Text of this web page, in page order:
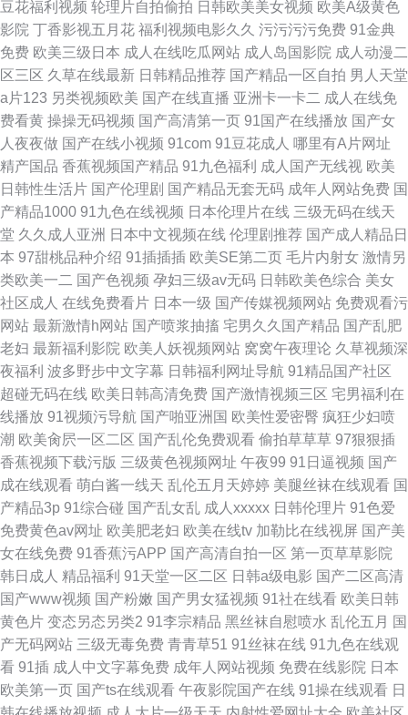
豆花福利视频 轮理片自拍偷拍 日韩欧美美女视频 欧美A级黄色
影院 丁香影视五月花 福利视频电影久久 污污污污免费 91金典
免费 欧美三级日本 成人在线吃瓜网站 成人岛国影院 成人动漫二
区三区 久草在线最新 日韩精品推荐 国产精品一区自拍 男人天堂
a片123 另类视频欧美 国产在线直播 亚洲卡一卡二 成人在线免
费看黄 操操无码视频 国产高清第一页 91国产在线播放 国产女
人夜夜做 国产在线小视频 91com 91豆花成人 哪里有A片网址
精产国品 香蕉视频国产精品 91九色福利 成人国产无线视 欧美
日韩性生活片 国产伦理剧 国产精品无套无码 成年人网站免费 国
产精品1000 91九色在线视频 日本伦理片在线 三级无码在线天
堂 久久成人亚洲 日本中文视频在线 伦理剧推荐 国产成人精品日
本 97甜桃品种介绍 91插插插 欧美SE第二页 毛片内射女 激情另
类欧美一二 国产色视频 孕妇三级av无码 日韩欧美色综合 美女
社区成人 在线免费看片 日本一级 国产传媒视频网站 免费观看污
网站 最新激情h网站 国产喷浆抽搐 宅男久久国产精品 国产乱肥
老妇 最新福利影院 欧美人妖视频网站 窝窝午夜理论 久草视频深
夜福利 波多野步中文字幕 日韩福利网址导航 91精品国产社区
超碰无码在线 欧美日韩高清免费 国产激情视频三区 宅男福利在
线播放 91视频污导航 国产啪亚洲国 欧美性爱密臀 疯狂少妇喷
潮 欧美肏屄一区二区 国产乱伦免费观看 偷拍草草草 97狠狠插
香蕉视频下载污版 三级黄色视频网址 午夜99 91日逼视频 国产
成在线观看 萌白酱一线天 乱伦五月天婷婷 美腿丝袜在线观看 国
产精品3p 91综合碰 国产乱女乱 成人xxxxx 日韩伦理片 91色爱
免费黄色av网址 欧美肥老妇 欧美在线tv 加勒比在线视屏 国产美
女在线免费 91香蕉污APP 国产高清自拍一区 第一页草草影院
韩日成人 精品福利 91天堂一区二区 日韩a级电影 国产二区高清
国产www视频 国产粉嫩 国产男女猛视频 91社在线看 欧美日韩
黄色片 变态另态另类2 91李宗精品 黑丝袜自慰喷水 乱伦五月 国
产无码网站 三级无毒免费 青青草51 91丝袜在线 91九色在线观
看 91插 成人中文字幕免费 成年人网站视频 免费在线影院 日本
欧美第一页 国产ts在线观看 午夜影院国产在线 91操在线观看 日